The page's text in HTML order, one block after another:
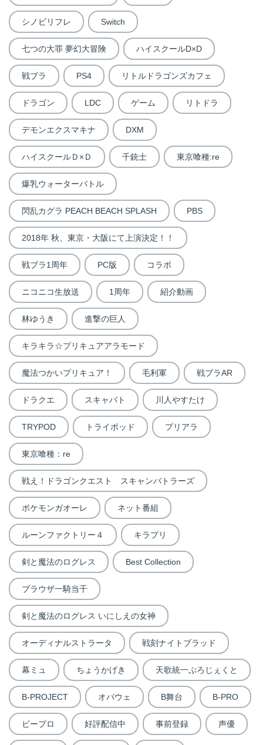
シノビリフレ Switch
七つの大罪 夢幻大冒険 ハイスクールD×D
戦ブラ PS4 リトルドラゴンズカフェ
ドラゴン LDC ゲーム リトドラ
デモンエクスマキナ DXM
ハイスクールＤ×Ｄ 千銃士 東京喰種:re
爆乳ウォーターバトル
閃乱カグラ PEACH BEACH SPLASH PBS
2018年 秋、東京・大阪にて上演決定！！
戦ブラ1周年 PC版 コラボ
ニコニコ生放送 1周年 紹介動画
林ゆうき 進撃の巨人
キラキラ☆プリキュアアラモード
魔法つかいプリキュア！ 毛利軍 戦ブラAR
ドラクエ スキャバト 川人やすたけ
TRYPOD トライポッド プリアラ
東京喰種：re
戦え！ドラゴンクエスト スキャンバトラーズ
ポケモンガオーレ ネット番組
ルーンファクトリー４ キラプリ
剣と魔法のログレス Best Collection
ブラウザ一騎当千
剣と魔法のログレス いにしえの女神
オーディナルストラータ 戦刻ナイトブラッド
幕ミュ ちょうかげき 天歌統一ぷろじぇくと
B-PROJECT オバウェ B舞台 B-PRO
ビープロ 好評配信中 事前登録 声優